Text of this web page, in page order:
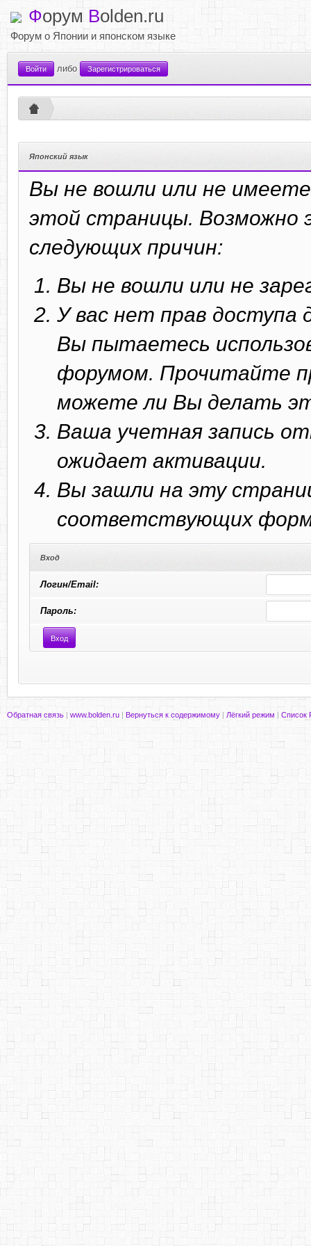
Форум Bolden.ru
Форум о Японии и японском языке
Войти либо Зарегистрироваться
Японский язык
Вы не вошли или не
этой страницы. Возможно
следующих причин:
Вы не вошли или не
У вас нет прав
Вы пытаетесь
форумом. Прочитайте
можете ли Вы делать
Ваша учетная запись
ожидает активации.
Вы зашли на эту
соответствующих форм
Вход
Логин/Email:
Пароль:
Обратная связь | www.bolden.ru | Вернуться к содержимому | Лёгкий режим | Список